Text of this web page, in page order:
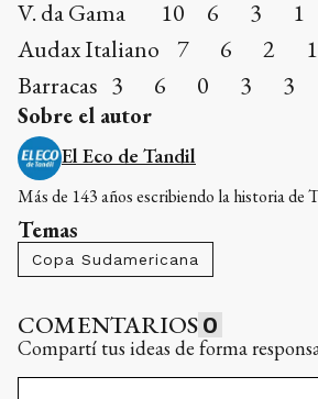
V. da Gama 10 6 3
Audax Italiano 7 6
Barracas 3 6 0 3
Sobre el autor
El Eco de Tandil
Más de 143 años escribiendo la historia de
Temas
Copa Sudamericana
COMENTARIOS 0
Compartí tus ideas de forma